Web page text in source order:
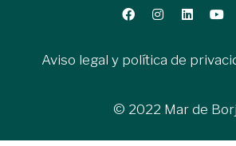
Aviso legal y política de
© 2022 Mar de